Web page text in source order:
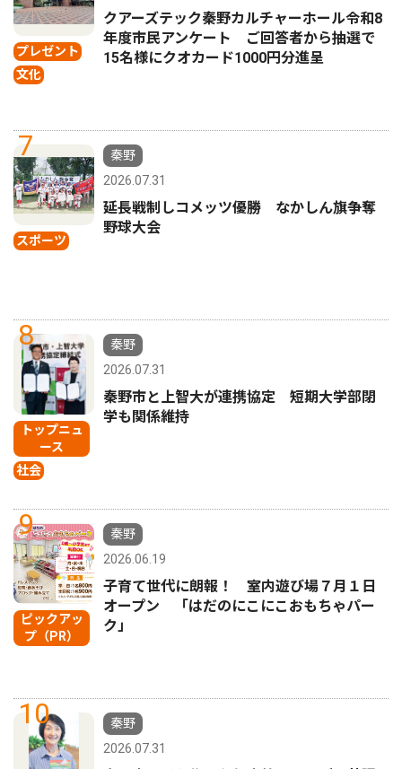
プレゼント
文化
クアーズテック秦野カルチャーホール令和8
年度市民アンケート ご回答者から抽選で
15名様にクオカード1000円分進呈
7
スポーツ
秦野
2026.07.31
延長戦制しコメッツ優勝 なかしん旗争奪
野球大会
8
トップニュ
ース
社会
秦野
2026.07.31
秦野市と上智大が連携協定 短期大学部閉
学も関係維持
9
ピックアッ
プ（PR）
秦野
2026.06.19
子育て世代に朗報！ 室内遊び場７月１日
オープン 「はだのにこにこおもちゃパー
ク」
10
秦野
2026.07.31